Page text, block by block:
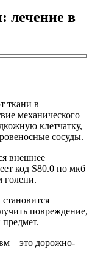
лечение в
ткани в
механического
клетчатку,
сосуды.
внешнее
код S80.0 по мкб
голени.
повреждение,
– это дорожно-